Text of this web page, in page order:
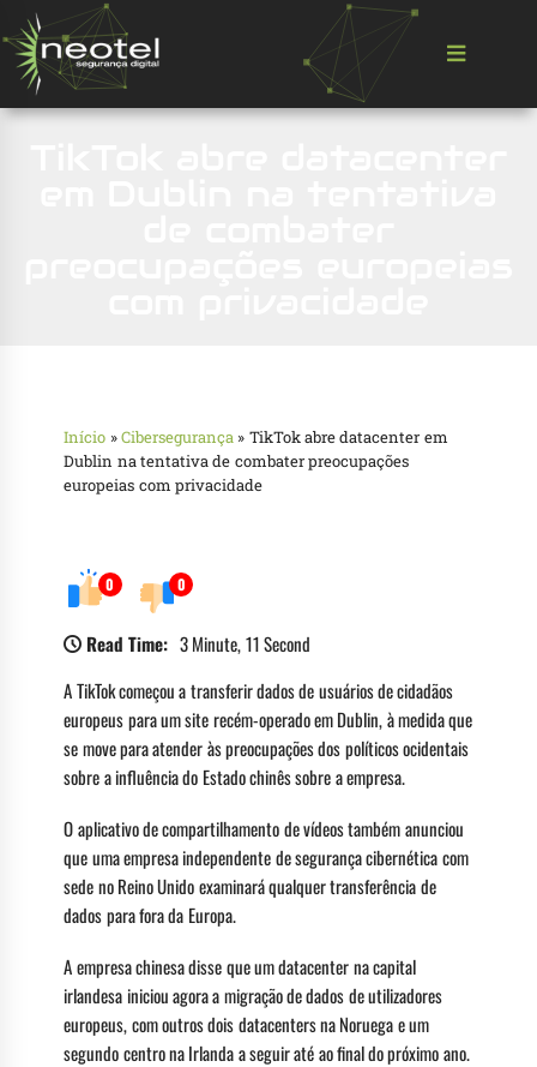
Início »Cibersegurança » TikTok abre datacenter em
Dublin na tentativa de combater preocupações
europeias com privacidade
0 0
Read Time: 3 Minute, 11 Second
A TikTok começou a transferir dados de usuários de cidadãos
europeus para um site recém-operado em Dublin, à medida que
se move para atender às preocupações dos políticos ocidentais
sobre a influência do Estado chinês sobre a empresa.
O aplicativo de compartilhamento de vídeos também anunciou
que uma empresa independente de segurança cibernética com
sede no Reino Unido examinará qualquer transferência de
dados para fora da Europa.
A empresa chinesa disse que um datacenter na capital
irlandesa iniciou agora a migração de dados de utilizadores
europeus, com outros dois datacenters na Noruega e um
segundo centro na Irlanda a seguir até ao final do próximo ano.